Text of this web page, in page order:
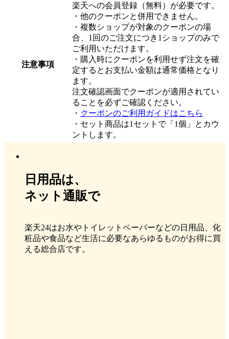
注意事項
楽天への会員登録（無料）が必要です。
・他のクーポンと併用できません。
・複数ショップが対象のクーポンの場
合、1回のご注文につき1ショップのみで
ご利用いただけます。
・購入時にクーポンを利用せず注文を確
定するとお支払い金額は通常価格となり
ます。
注文確認画面でクーポンが適用されてい
ることを必ずご確認ください。
・ クーポンのご利用ガイドはこちら
・セット商品は1セットで「1個」とカウ
ントします。
日用品は、
ネット通販で
楽天24はお水やトイレットペーパーなどの日用品、化
粧品や食品など生活に必要なあらゆるものがお得に買
える総合店です。